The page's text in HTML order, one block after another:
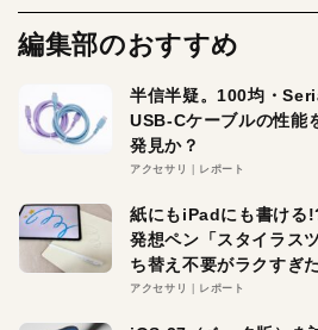
編集部のおすすめ
半信半疑。100均・
USB-Cケーブルの性能
発見か？
アクセサリ レポート
紙にもiPadにも書ける
発想ペン「スタイラス
ち替え不要がラクすぎ
アクセサリ レポート